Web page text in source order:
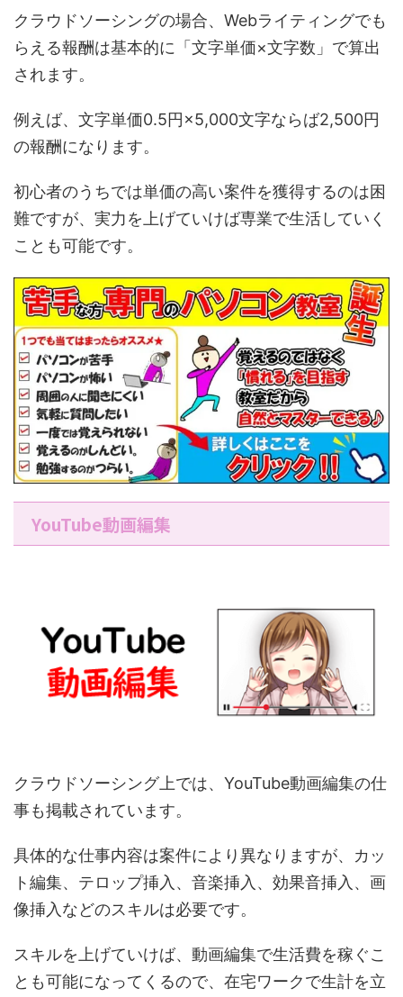
クラウドソーシングの場合、Webライティングでも
らえる報酬は基本的に「文字単価×文字数」で算出
されます。
例えば、文字単価0.5円×5,000文字ならば2,500円
の報酬になります。
初心者のうちでは単価の高い案件を獲得するのは困
難ですが、実力を上げていけば専業で生活していく
ことも可能です。
YouTube動画編集
クラウドソーシング上では、YouTube動画編集の仕
事も掲載されています。
具体的な仕事内容は案件により異なりますが、カッ
ト編集、テロップ挿入、音楽挿入、効果音挿入、画
像挿入などのスキルは必要です。
スキルを上げていけば、動画編集で生活費を稼ぐこ
とも可能になってくるので、在宅ワークで生計を立